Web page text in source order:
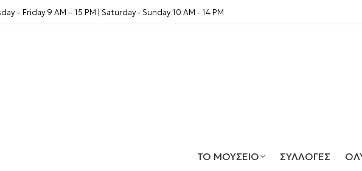
– Friday 9 AM – 15 PM | Saturday - Sunday 10 AM - 14 PM
ΤΟ ΜΟΥΣΕΙΟ ΣΥΛΛΟΓΕΣ